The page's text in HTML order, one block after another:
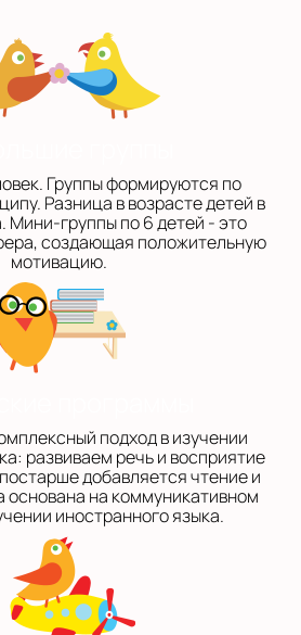
Группы формируются по
Разница в возрасте детей в
Мини-группы по 6 детей - это
создающая положительную
мотивацию.
подход в изучении
развиваем речь и восприятие
добавляется чтение и
основана на коммуникативном
иностранного языка.